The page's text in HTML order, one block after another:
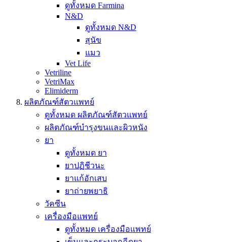
ดูทั้งหมด Farmina
N&D
ดูทั้งหมด N&D
สุนัข
แมว
Vet Life
Vetriline
VetriMax
Elimiderm
ผลิตภัณฑ์สัตวแพทย์
ดูทั้งหมด ผลิตภัณฑ์สัตวแพทย์
ผลิตภัณฑ์บำรุงขนและผิวหนัง
ยา
ดูทั้งหมด ยา
ยาปฏิชีวนะ
ยาแก้อักเสบ
ยาถ่ายพยาธิ
วัคซีน
เครื่องมือแพทย์
ดูทั้งหมด เครื่องมือแพทย์